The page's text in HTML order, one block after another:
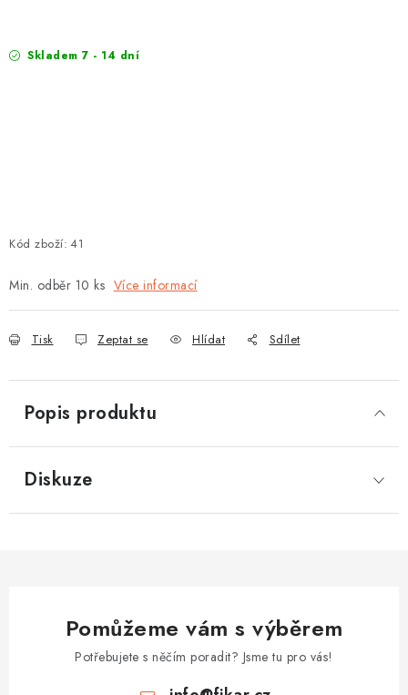
Skladem 7 - 14 dní
Kód zboží: 41
Min. odběr 10 ks Více informací
Tisk Zeptat se Hlídat Sdílet
Popis produktu
Diskuze
Pomůžeme vám s výběrem
Potřebujete s něčím poradit? Jsme tu pro vás!